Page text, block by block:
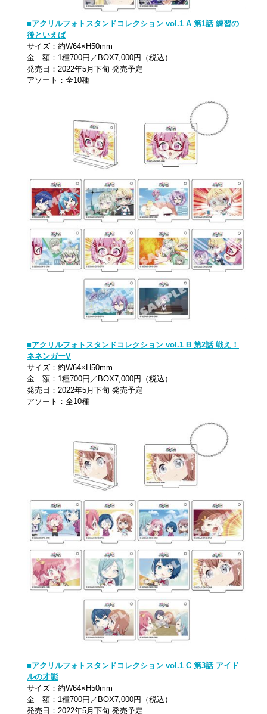
■アクリルフォトスタンドコレクション vol.1 A 第1話 練習の
後といえば
サイズ：約W64×H50mm
金 額：1種700円／BOX7,000円（税込）
発売日：2022年5月下旬 発売予定
アソート：全10種
■アクリルフォトスタンドコレクション vol.1 B 第2話 戦え！
ネネンガーV
サイズ：約W64×H50mm
金 額：1種700円／BOX7,000円（税込）
発売日：2022年5月下旬 発売予定
アソート：全10種
■アクリルフォトスタンドコレクション vol.1 C 第3話 アイド
ルの才能
サイズ：約W64×H50mm
金 額：1種700円／BOX7,000円（税込）
発売日：2022年5月下旬 発売予定